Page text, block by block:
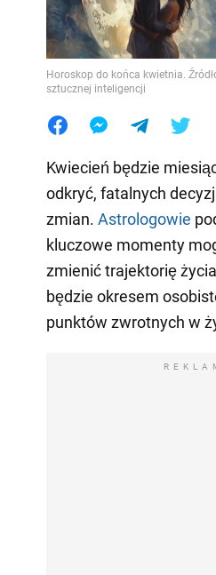
Horoskop do końca kwietnia.
sztucznej inteligencji
Kwiecień będzie
odkryć, fatalnych
zmian. Astrologowie
kluczowe momenty
zmienić trajektorię
będzie okresem
punktów zwrotnych w